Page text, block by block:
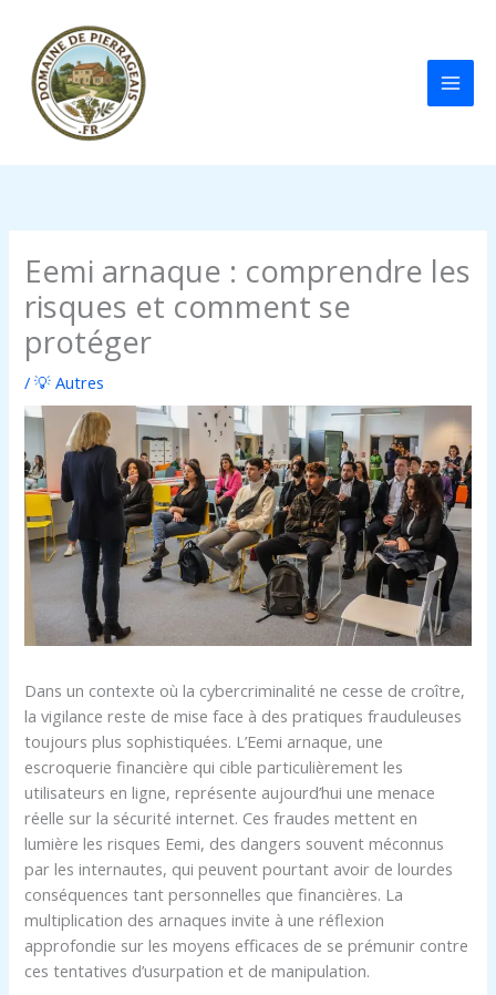
contenu
Eemi arnaque : comprendre les
risques et comment se
protéger
/💡 Autres
Dans un contexte où la cybercriminalité ne cesse de croître,
la vigilance reste de mise face à des pratiques frauduleuses
toujours plus sophistiquées. L’Eemi arnaque, une
escroquerie financière qui cible particulièrement les
utilisateurs en ligne, représente aujourd’hui une menace
réelle sur la sécurité internet. Ces fraudes mettent en
lumière les risques Eemi, des dangers souvent méconnus
par les internautes, qui peuvent pourtant avoir de lourdes
conséquences tant personnelles que financières. La
multiplication des arnaques invite à une réflexion
approfondie sur les moyens efficaces de se prémunir contre
ces tentatives d’usurpation et de manipulation.